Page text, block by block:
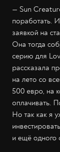
— Sun
поработать.
заявкой на
Она тогда
серию для
рассказала
на лето со
500 евро, на
оплачивать.
Но так как я
и ещё одного